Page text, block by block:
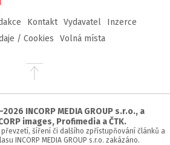
Kontakt Vydavatel
Inzerce
/ Cookies
Volná místa
Přejít
stránky
INCORP MEDIA GROUP s.r.o., a
images, Profimedia a ČTK.
šíření či dalšího zpřístupňování článků a
INCORP MEDIA GROUP s.r.o. zakázáno.